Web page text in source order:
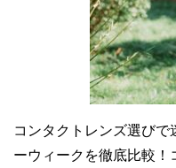
コンタクトレンズ選び
ーウィークを徹底比較！